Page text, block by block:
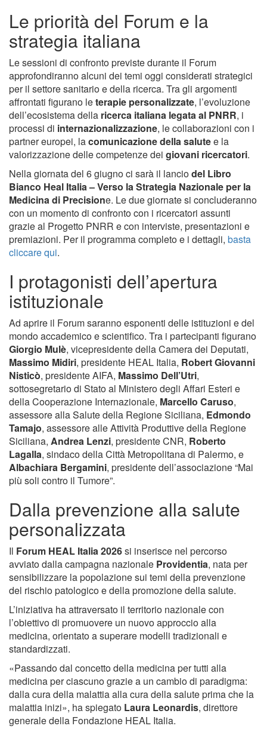
Le priorità del Forum e la
strategia italiana
Le sessioni di confronto previste durante il Forum
approfondiranno alcuni dei temi oggi considerati strategici
per il settore sanitario e della ricerca. Tra gli argomenti
affrontati figurano leterapie personalizzate, l’evoluzione
dell’ecosistema della ricerca italiana legata al PNRR, i
processi di internazionalizzazione, le collaborazioni con i
partner europei, lacomunicazione della salutee la
valorizzazione delle competenze dei giovani ricercatori.
Nella giornata del 6 giugno ci sarà il lanciodel Libro
Bianco Heal Italia – Verso la Strategia Nazionale per la
Medicina di Precisione. Le due giornate si concluderanno
con un momento di confronto con i ricercatori assunti
grazie al Progetto PNRR e con interviste, presentazioni e
premiazioni. Per il programma completo e i dettagli, basta
cliccare qui.
I protagonisti dell’apertura
istituzionale
Ad aprire il Forum saranno esponenti delle istituzioni e del
mondo accademico e scientifico. Tra i partecipanti figurano
Giorgio Mulè, vicepresidente della Camera dei Deputati,
Massimo Midiri, presidente HEAL Italia, Robert Giovanni
Nisticò, presidente AIFA, Massimo Dell’Utri,
sottosegretario di Stato al Ministero degli Affari Esteri e
della Cooperazione Internazionale, Marcello Caruso,
assessore alla Salute della Regione Siciliana, Edmondo
Tamajo, assessore alle Attività Produttive della Regione
Siciliana, Andrea Lenzi, presidente CNR, Roberto
Lagalla, sindaco della Città Metropolitana di Palermo, e
Albachiara Bergamini, presidente dell’associazione “Mai
più soli contro il Tumore”.
Dalla prevenzione alla salute
personalizzata
Il Forum HEAL Italia 2026si inserisce nel percorso
avviato dalla campagna nazionale Providentia, nata per
sensibilizzare la popolazione sui temi della prevenzione
del rischio patologico e della promozione della salute.
L’iniziativa ha attraversato il territorio nazionale con
l’obiettivo di promuovere un nuovo approccio alla
medicina, orientato a superare modelli tradizionali e
standardizzati.
«Passando dal concetto della medicina per tutti alla
medicina per ciascuno grazie a un cambio di paradigma:
dalla cura della malattia alla cura della salute prima che la
malattia inizi», ha spiegato Laura Leonardis, direttore
generale della Fondazione HEAL Italia.